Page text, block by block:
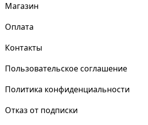
Магазин
Оплата
Контакты
Пользовательское соглашение
Политика конфиденциальности
Отказ от подписки